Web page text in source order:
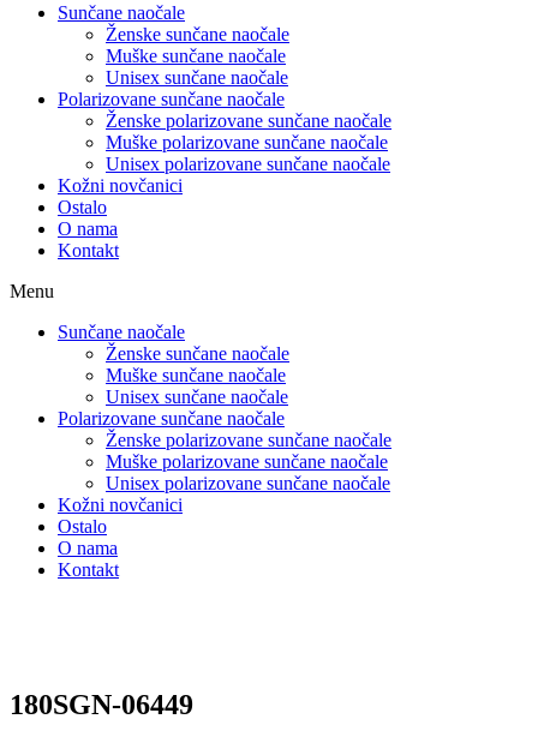
Sunčane naočale
Ženske sunčane naočale
Muške sunčane naočale
Unisex sunčane naočale
Polarizovane sunčane naočale
Ženske polarizovane sunčane naočale
Muške polarizovane sunčane naočale
Unisex polarizovane sunčane naočale
Kožni novčanici
Ostalo
O nama
Kontakt
Menu
Sunčane naočale
Ženske sunčane naočale
Muške sunčane naočale
Unisex sunčane naočale
Polarizovane sunčane naočale
Ženske polarizovane sunčane naočale
Muške polarizovane sunčane naočale
Unisex polarizovane sunčane naočale
Kožni novčanici
Ostalo
O nama
Kontakt
180SGN-06449